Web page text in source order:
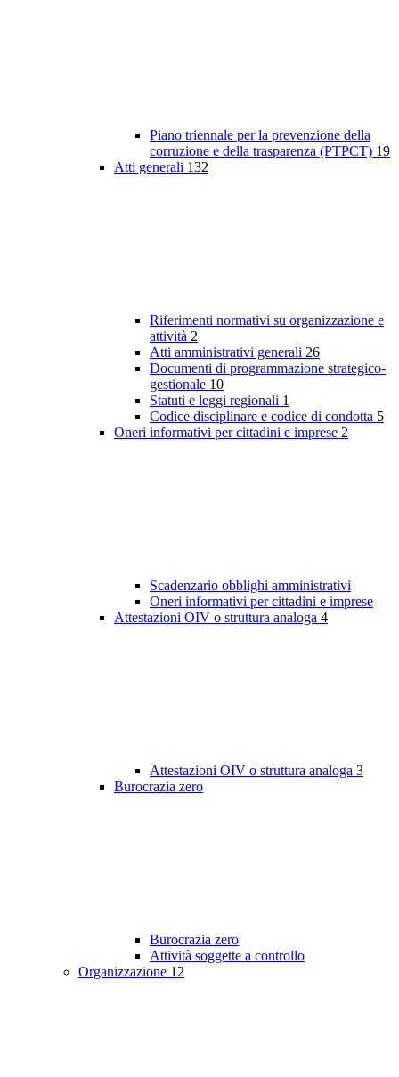
Piano triennale per la prevenzione della
corruzione e della trasparenza (PTPCT) 19
Atti generali 132
Riferimenti normativi su organizzazione e
attività 2
Atti amministrativi generali 26
Documenti di programmazione strategico-
gestionale 10
Statuti e leggi regionali 1
Codice disciplinare e codice di condotta 5
Oneri informativi per cittadini e imprese 2
Scadenzario obblighi amministrativi
Oneri informativi per cittadini e imprese
Attestazioni OIV o struttura analoga 4
Attestazioni OIV o struttura analoga 3
Burocrazia zero
Burocrazia zero
Attività soggette a controllo
Organizzazione 12